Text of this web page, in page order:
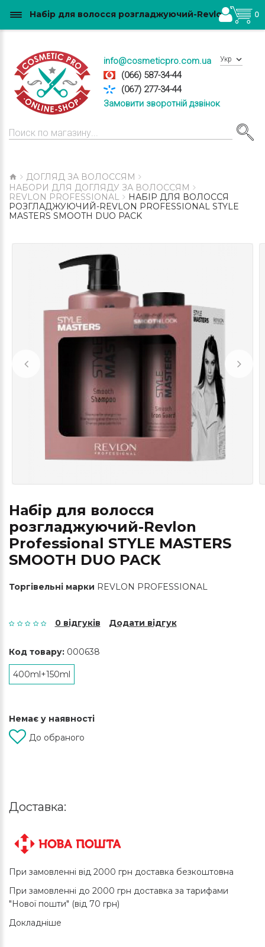
info@cosmeticpro.com.ua
(066) 587-34-44
(067) 277-34-44
Замовити зворотній дзвінок
Укр
0
ДОГЛЯД ЗА ВОЛОССЯМ
НАБОРИ ДЛЯ ДОГЛЯДУ ЗА ВОЛОССЯМ
REVLON PROFESSIONAL
НАБІР ДЛЯ ВОЛОССЯ
РОЗГЛАДЖУЮЧИЙ-REVLON PROFESSIONAL STYLE
MASTERS SMOOTH DUO PACK
Набір для волосся
розгладжуючий-Revlon
Professional STYLE MASTERS
SMOOTH DUO PACK
Торгівельні марки REVLON PROFESSIONAL
0 відгуків Додати відгук
Код товару: 000638
400ml+150ml
Немає у наявності
До обраного
Доставка:
При замовленні від 2000 грн доставка безкоштовна
При замовленні до 2000 грн доставка за тарифами
"Нової пошти" (від 70 грн)
Докладніше
Набір для волосся розгладжуючий-Revlon Professional STYLE MASTERS SMOOTH DUO PACK купити в Україні